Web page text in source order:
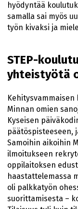
hyödyntää
samalla sai myös
työn kivaksi ja
STEP-
yhteistyötä
Minnan omien
Kyseisen
päätöspisteeseen,
Samoihin aikoihin
ilmoitukseen
oppilaitoksen
haastattelemassa
oli palkkatyön
suorittamisesta –